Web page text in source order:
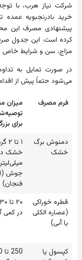
شرکت نیاز هرب، با
خرید بادرنجبویه
پیشنهادی مصرف این
کرده است. این جدول
مزاج، سن و شرایط خاص
در صورت تمایل به
می‌شود حتماً پیش از
فرم مصرف
میزان
برای
دمنوش برگ
خشک
۱
جوش (۱
فنجان)
قطره خوراکی
(عصاره الکلی
یا آبی)
در کمی
کپسول یا